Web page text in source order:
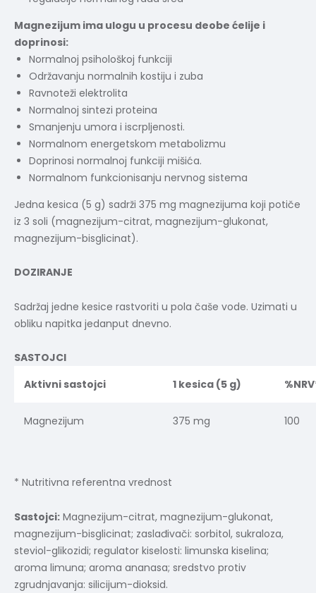
Magnezijum ima ulogu u procesu deobe ćelije i
doprinosi:
Normalnoj psihološkoj funkciji
Održavanju normalnih kostiju i zuba
Ravnoteži elektrolita
Normalnoj sintezi proteina
Smanjenju umora i iscrpljenosti.
Normalnom energetskom metabolizmu
Doprinosi normalnoj funkciji mišića.
Normalnom funkcionisanju nervnog sistema
Jedna kesica (5 g) sadrži 375 mg magnezijuma koji potiče
iz 3 soli (magnezijum-citrat, magnezijum-glukonat,
magnezijum-bisglicinat).
DOZIRANJE
Sadržaj jedne kesice rastvoriti u pola čaše vode. Uzimati u
obliku napitka jedanput dnevno.
SASTOJCI
Aktivni sastojci
1 kesica (5 g)
Magnezijum 375 mg 100
* Nutritivna referentna vrednost
Sastojci: Magnezijum-citrat, magnezijum-glukonat,
magnezijum-bisglicinat; zaslađivači: sorbitol, sukraloza,
steviol-glikozidi; regulator kiselosti: limunska kiselina;
aroma limuna; aroma ananasa; sredstvo protiv
zgrudnjavanja: silicijum-dioksid.